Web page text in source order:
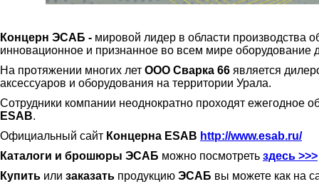
Концерн ЭСАБ - мировой лидер в области производства
инновационное и признанное во всем мире оборудование
На протяжении многих лет ООО Сварка 66 является
аксессуаров и оборудования на территории Урала.
Сотрудники компании неоднократно проходят
ESAB.
Официальный сайт Концерна ESAB http://www.esab.ru/
Каталоги и брошюры ЭСАБ можно посмотреть здесь >>>
Купить или заказать продукцию ЭСАБ вы можете как на